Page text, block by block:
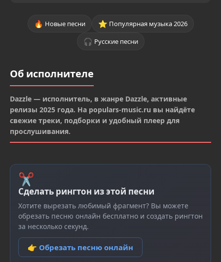
🔥 Новые песни ⭐ Популярная музыка 2026
🎧 Русские песни
Об исполнителе
Dazzle — исполнитель, в жанре Dazzle, активные
релизы 2025 года. На populars-music.ru вы найдёте
свежие треки, подборки и удобный плеер для
прослушивания.
✂
Сделать рингтон из этой песни
Хотите вырезать любимый фрагмент? Вы можете
обрезать песню онлайн бесплатно и создать рингтон
за несколько секунд.
👉 Обрезать песню онлайн